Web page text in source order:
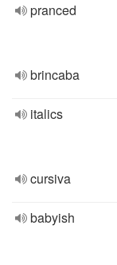
pranced
brincaba
italics
cursiva
babyish